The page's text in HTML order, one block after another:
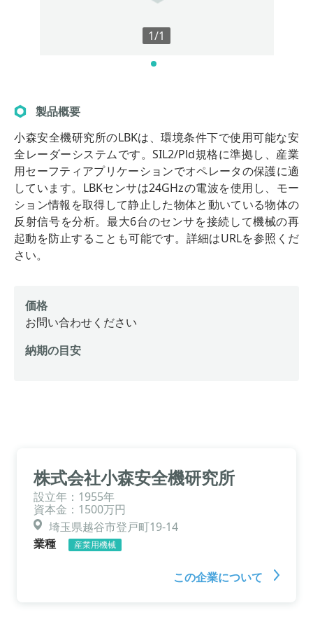
1/1
製品概要
小森安全機研究所のLBKは、環境条件下で使用可能な安
全レーダーシステムです。SIL2/Pld規格に準拠し、産業
用セーフティアプリケーションでオペレータの保護に適
しています。LBKセンサは24GHzの電波を使用し、モー
ション情報を取得して静止した物体と動いている物体の
反射信号を分析。最大6台のセンサを接続して機械の再
起動を防止することも可能です。詳細はURLを参照くだ
さい。
価格
お問い合わせください
納期の目安
株式会社小森安全機研究所
設立年：1955年
資本金：1500万円
埼玉県越谷市登戸町19-14
業種
産業用機械
この企業について